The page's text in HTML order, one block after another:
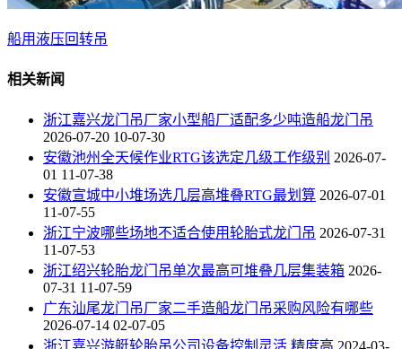
船用液压回转吊
相关新闻
浙江嘉兴龙门吊厂家小型船厂适配多少吨造船龙门吊
2026-07-20 10-07-30
安徽池州全天候作业RTG该选定几级工作级别 2026-07-
01 11-07-38
安徽宣城中小堆场选几层高堆叠RTG最划算 2026-07-01
11-07-55
浙江宁波哪些场地不适合使用轮胎式龙门吊 2026-07-31
11-07-53
浙江绍兴轮胎龙门吊单次最高可堆叠几层集装箱 2026-
07-31 11-07-59
广东汕尾龙门吊厂家二手造船龙门吊采购风险有哪些
2026-07-14 02-07-05